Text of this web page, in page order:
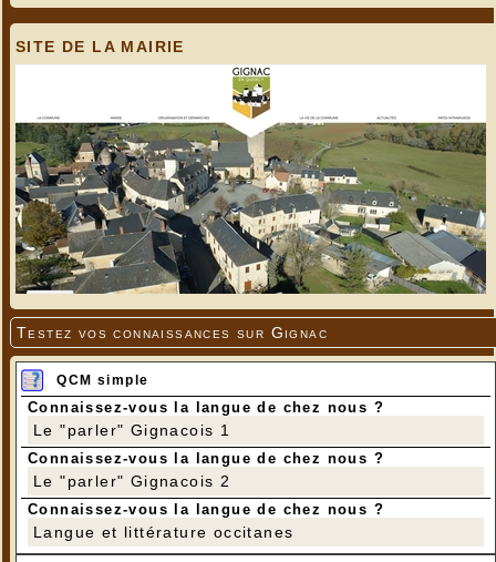
SITE DE LA MAIRIE
Testez vos connaissances sur Gignac
QCM simple
Connaissez-vous la langue de chez nous ?
Le "parler" Gignacois 1
Connaissez-vous la langue de chez nous ?
Le "parler" Gignacois 2
Connaissez-vous la langue de chez nous ?
Langue et littérature occitanes